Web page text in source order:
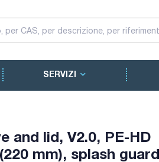
SERVIZI
and lid, V2.0, PE-HD
mm), splash